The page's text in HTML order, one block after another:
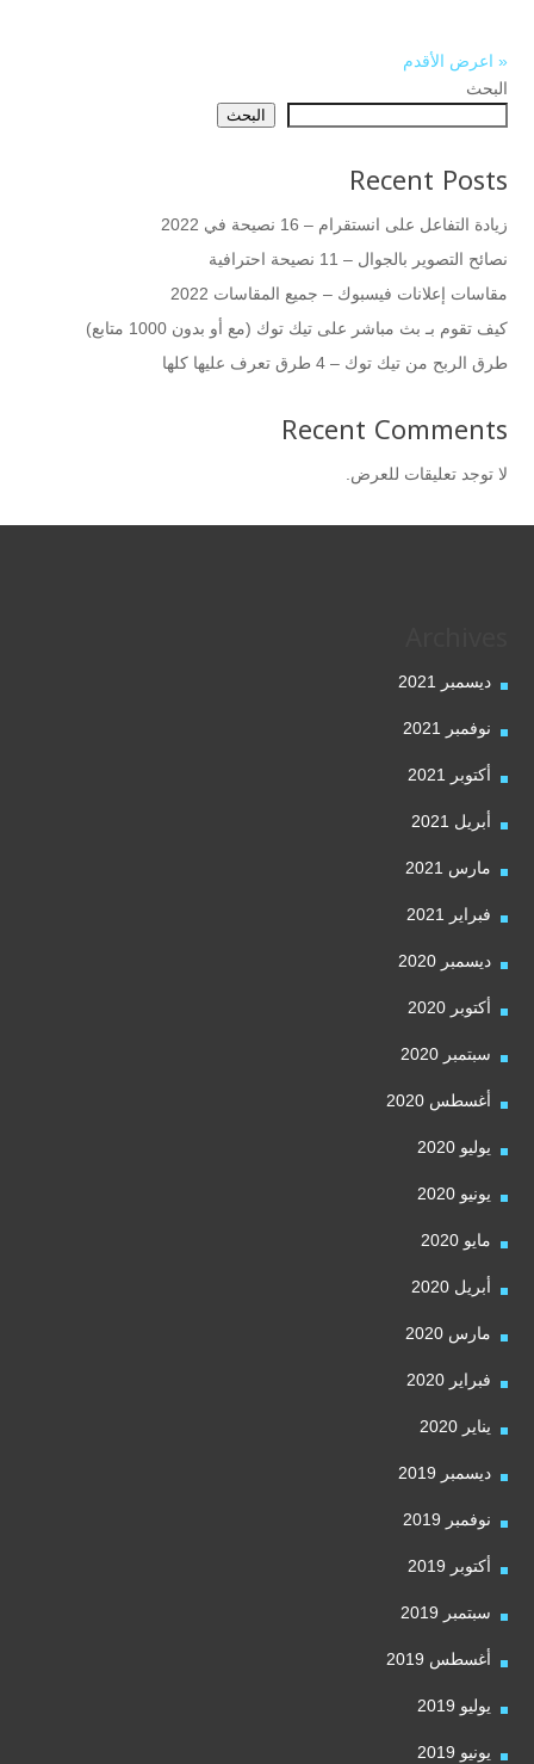
« اعرض الأقدم
البحث
البحث
Recent Posts
زيادة التفاعل على انستقرام – 16 نصيحة في 2022
نصائح التصوير بالجوال – 11 نصيحة احترافية
مقاسات إعلانات فيسبوك – جميع المقاسات 2022
كيف تقوم بـ بث مباشر على تيك توك (مع أو بدون 1000 متابع)
طرق الربح من تيك توك – 4 طرق تعرف عليها كلها
Recent Comments
لا توجد تعليقات للعرض.
ديسمبر 2021
نوفمبر 2021
أكتوبر 2021
أبريل 2021
مارس 2021
فبراير 2021
ديسمبر 2020
أكتوبر 2020
سبتمبر 2020
أغسطس 2020
يوليو 2020
يونيو 2020
مايو 2020
أبريل 2020
مارس 2020
فبراير 2020
يناير 2020
ديسمبر 2019
نوفمبر 2019
أكتوبر 2019
سبتمبر 2019
أغسطس 2019
يوليو 2019
يونيو 2019